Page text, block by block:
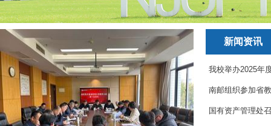
新闻资讯
我校举办2025年
南邮组织参加省
国有资产管理处